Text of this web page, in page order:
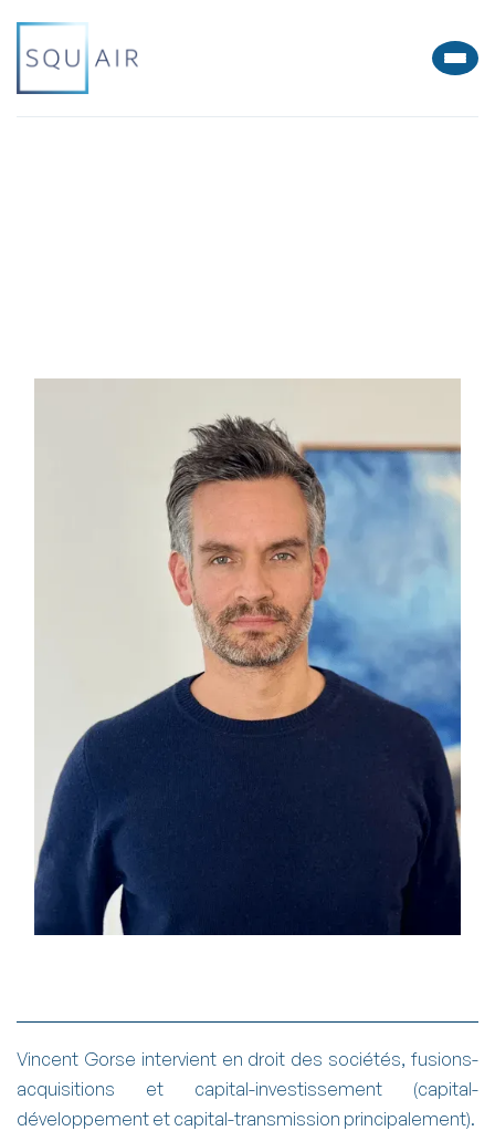
Vincent Gorse intervient en droit des sociétés, fusions-
acquisitions et capital-investissement (capital-
développement et capital-transmission principalement).